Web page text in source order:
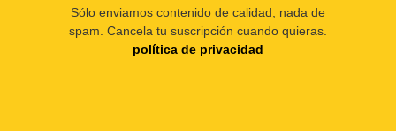
Sólo enviamos contenido de calidad, nada de
spam. Cancela tu suscripción cuando quieras.
política de privacidad